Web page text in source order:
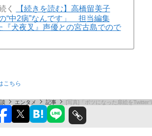
く
【続きを読む】高橋留美子
“中2病”なんです」 担当編集
『犬夜叉』声優との宮古島でので
こちら
エンタメ 記事 [写真]「ボツになった扉絵を